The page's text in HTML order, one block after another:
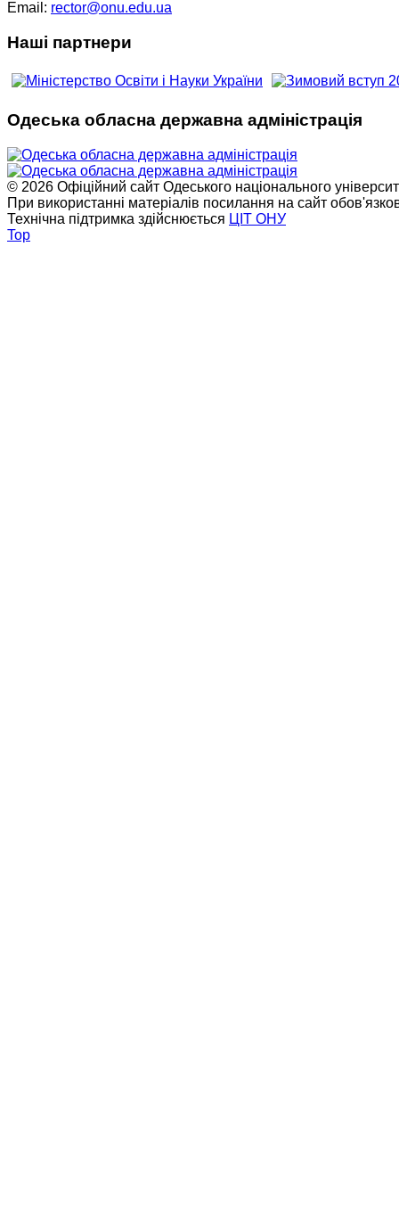
Email: rector@onu.edu.ua
Наші партнери
Одеська обласна державна адміністрація
© 2026 Офіційний сайт Одеського національного
При використанні матеріалів посилання на сайт
Технічна підтримка здійснюється ЦІТ ОНУ
Top